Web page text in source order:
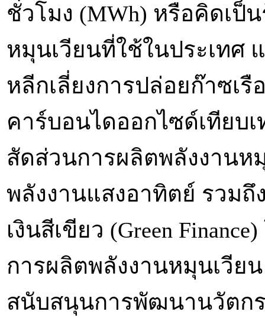
ชั่วโมง (MWh) หรือคิดเป็
หมุนเวียนที่ใช้ในประเทศ
หลีกเลี่ยงการปล่อยก๊าซเ
คาร์บอนไดออกไซด์เทียบ
สัดส่วนการผลิตพลังงานห
พลังงานแสงอาทิตย์ รวมถึ
เงินสีเขียว (Green
การผลิตพลังงานหมุนเวีย
สนับสนุนการพัฒนานวัตก